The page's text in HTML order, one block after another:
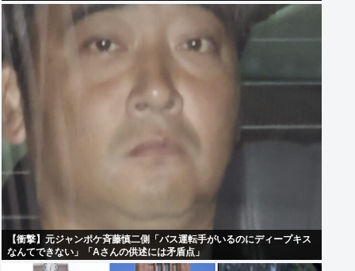
【衝撃】元ジャンポケ斉藤慎二側「バス運転手がいるのにディープキス
なんてできない」「Aさんの供述には矛盾点」